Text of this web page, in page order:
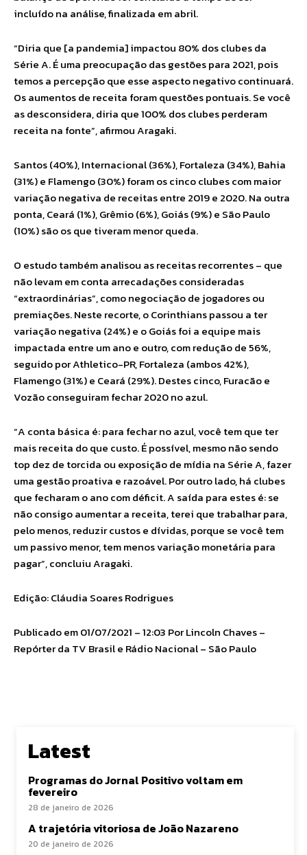
incluído na análise, finalizada em abril.
“Diria que [a pandemia] impactou 80% dos clubes da
Série A. É uma preocupação das gestões para 2021, pois
temos a percepção que esse aspecto negativo continuará.
Os aumentos de receita foram questões pontuais. Se você
as desconsidera, diria que 100% dos clubes perderam
receita na fonte”, afirmou Aragaki.
Santos (40%), Internacional (36%), Fortaleza (34%), Bahia
(31%) e Flamengo (30%) foram os cinco clubes com maior
variação negativa de receitas entre 2019 e 2020. Na outra
ponta, Ceará (1%), Grêmio (6%), Goiás (9%) e São Paulo
(10%) são os que tiveram menor queda.
O estudo também analisou as receitas recorrentes – que
não levam em conta arrecadações consideradas
“extraordinárias”, como negociação de jogadores ou
premiações. Neste recorte, o Corinthians passou a ter
variação negativa (24%) e o Goiás foi a equipe mais
impactada entre um ano e outro, com redução de 56%,
seguido por Athletico-PR, Fortaleza (ambos 42%),
Flamengo (31%) e Ceará (29%). Destes cinco, Furacão e
Vozão conseguiram fechar 2020 no azul.
“A conta básica é: para fechar no azul, você tem que ter
mais receita do que custo. É possível, mesmo não sendo
top dez de torcida ou exposição de mídia na Série A, fazer
uma gestão proativa e razoável. Por outro lado, há clubes
que fecharam o ano com déficit. A saída para estes é: se
não consigo aumentar a receita, terei que trabalhar para,
pelo menos, reduzir custos e dívidas, porque se você tem
um passivo menor, tem menos variação monetária para
pagar”, concluiu Aragaki.
Edição: Cláudia Soares Rodrigues
Publicado em 01/07/2021 – 12:03 Por Lincoln Chaves –
Repórter da TV Brasil e Rádio Nacional – São Paulo
Latest
Programas do Jornal Positivo voltam em
fevereiro
28 de janeiro de 2026
A trajetória vitoriosa de João Nazareno
20 de janeiro de 2026